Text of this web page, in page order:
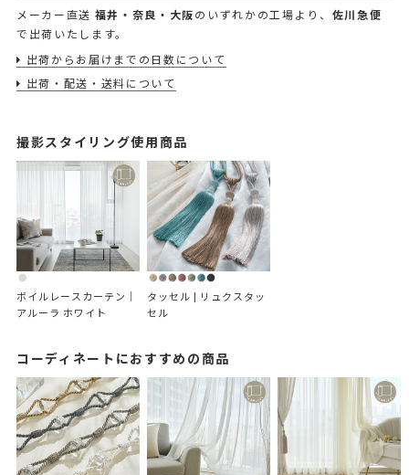
メーカー直送 福井・奈良・大阪 のいずれかの工場より、 佐川急便
で出荷いたします。
出荷からお届けまでの日数について
出荷・配送・送料について
撮影スタイリング使用商品
ボイルレースカーテン｜
アルーラ ホワイト
タッセル | リュクスタッ
セル
コーディネートにおすすめの商品